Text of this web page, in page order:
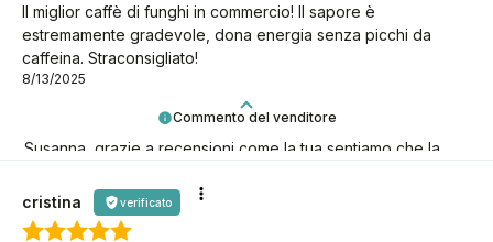
Commento del venditore
Susanna, grazie a recensioni come la tua sentiamo che la
con noi!
Il miglior caffè di funghi in commercio! Il sapore è
estremamente gradevole, dona energia senza picchi da
caffeina. Straconsigliato!
8/13/2025
cristina verificato